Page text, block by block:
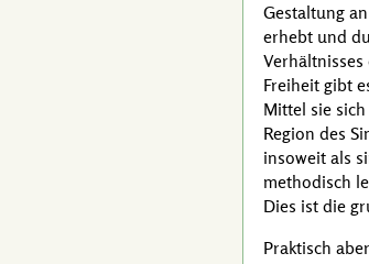
Gestaltung
erhebt und
Freiheit gibt
Mittel sie
Region des
insoweit als
methodisch
Dies ist die
Praktisch